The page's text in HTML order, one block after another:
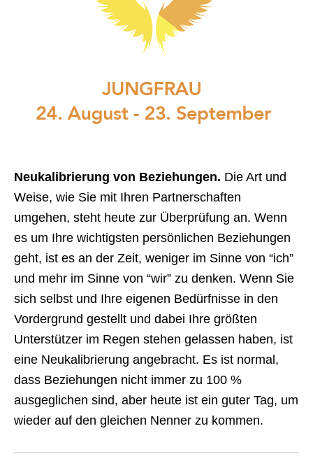
Neukalibrierung von Beziehungen. Die Art und
Weise, wie Sie mit Ihren Partnerschaften
umgehen, steht heute zur Überprüfung an. Wenn
es um Ihre wichtigsten persönlichen Beziehungen
geht, ist es an der Zeit, weniger im Sinne von “ich”
und mehr im Sinne von “wir” zu denken. Wenn Sie
sich selbst und Ihre eigenen Bedürfnisse in den
Vordergrund gestellt und dabei Ihre größten
Unterstützer im Regen stehen gelassen haben, ist
eine Neukalibrierung angebracht. Es ist normal,
dass Beziehungen nicht immer zu 100 %
ausgeglichen sind, aber heute ist ein guter Tag, um
wieder auf den gleichen Nenner zu kommen.